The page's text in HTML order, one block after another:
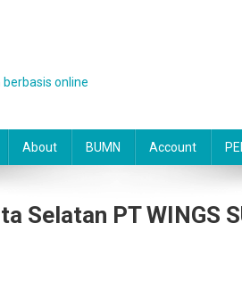
online
About BUMN Account
Selatan PT WINGS